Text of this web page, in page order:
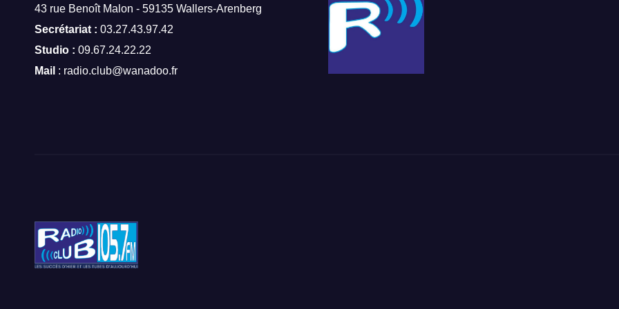
43 rue Benoît Malon - 59135 Wallers-Arenberg
Secrétariat : 03.27.43.97.42
Studio : 09.67.24.22.22
Mail : radio.club@wanadoo.fr